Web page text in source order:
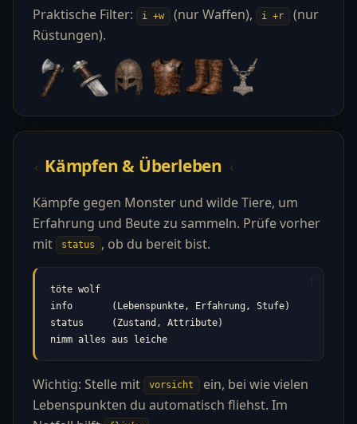
Praktische Filter: i +w (nur Waffen), i +r (nur
Rüstungen).
Kämpfen & Überleben
Kämpfe gegen Monster und wilde Tiere, um
Erfahrung und Beute zu sammeln. Prüfe vorher
mit
status , ob du bereit bist.
töte wolf
info       (Lebenspunkte, Erfahrung, Stufe)
status     (Zustand, Attribute)
nimm alles aus leiche
Wichtig: Stelle mit vorsicht
ein, bei wie vielen
Lebenspunkten du automatisch fliehst. Im